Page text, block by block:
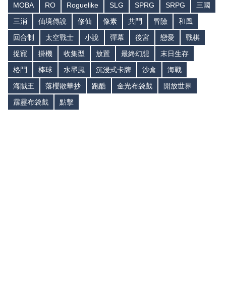
MOBA
RO Roguelike SLG SPRG SRPG
三國
三消
仙境傳說 修仙 像素 共鬥 冒險
和風
回合制
太空戰士 小說 彈幕 後宮 戀愛
戰棋
捉寵
掛機 收集型 放置 最終幻想
末日生存
格鬥
棒球 水墨風 沉浸式卡牌 沙盒
海戰
海賊王
落櫻散華抄 跑酷 金光布袋戲
開放世界
霹靂布袋戲
點擊